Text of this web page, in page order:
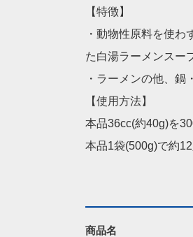
【特徴】
・動物性原料を使
た白湯ラーメンスー
・ラーメンの他、鍋
【使用方法】
本品36cc(約40g)を
本品1袋(500g)で約
商品名